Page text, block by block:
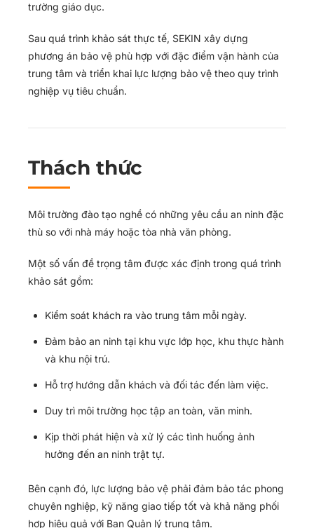
trường giáo dục.
Sau quá trình khảo sát thực tế, SEKIN xây dựng
phương án bảo vệ phù hợp với đặc điểm vận hành của
trung tâm và triển khai lực lượng bảo vệ theo quy trình
nghiệp vụ tiêu chuẩn.
Thách thức
Môi trường đào tạo nghề có những yêu cầu an ninh đặc
thù so với nhà máy hoặc tòa nhà văn phòng.
Một số vấn đề trọng tâm được xác định trong quá trình
khảo sát gồm:
Kiểm soát khách ra vào trung tâm mỗi ngày.
Đảm bảo an ninh tại khu vực lớp học, khu thực hành
và khu nội trú.
Hỗ trợ hướng dẫn khách và đối tác đến làm việc.
Duy trì môi trường học tập an toàn, văn minh.
Kịp thời phát hiện và xử lý các tình huống ảnh
hưởng đến an ninh trật tự.
Bên cạnh đó, lực lượng bảo vệ phải đảm bảo tác phong
chuyên nghiệp, kỹ năng giao tiếp tốt và khả năng phối
hợp hiệu quả với Ban Quản lý trung tâm.